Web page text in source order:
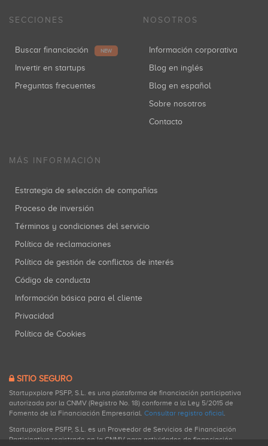
SECCIONES
Buscar financiación NEW
Invertir en startups
Preguntas frecuentes
NOSOTROS
Información corporativa
Blog en inglés
Blog en español
Sobre nosotros
Contacto
MÁS INFORMACIÓN
Estrategia de selección de compañías
Proceso de inversión
Términos y condiciones del servicio
Política de reclamaciones
Política de gestión de conflictos de interés
Código de conducta
Información básica para el cliente
Privacidad
Política de Cookies
SITIO SEGURO
Startupxplore PSFP, S.L. es una plataforma de financiación participativa
autorizada por la CNMV (Registro No. 18) conforme a la Ley 5/2015 de
Fomento de la Financiación Empresarial. Consultar registro oficial.
Startupxplore PSFP, S.L. es un Proveedor de Servicios de Financiación
Participativa registrado en la CNMV para actividades de financiación